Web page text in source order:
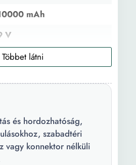
mAh
V
A
h
és hordozhatóság,
szabadtéri
vagy konnektor nélküli